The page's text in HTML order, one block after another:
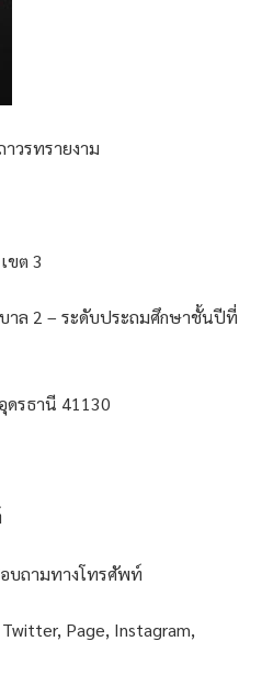
วรทรายงาม
ขต 3
าล 2 – ระดับประถมศึกษาชั้นปีที่
รธานี 41130
บถามทางโทรศัพท์
Twitter, Page, Instagram,